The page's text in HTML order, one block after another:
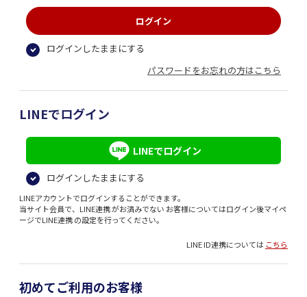
ログインしたままにする
パスワードをお忘れの方はこちら
LINEでログイン
LINEでログイン
ログインしたままにする
LINEアカウントでログインすることができます。
当サイト会員で、LINE連携 がお済みでない お客様についてはログイン後マイペ
ージでLINE連携 の設定を行ってください。
LINE ID連携については こちら
初めてご利用のお客様